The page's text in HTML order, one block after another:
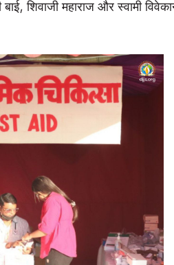
शिवाजी महाराज और स्वामी